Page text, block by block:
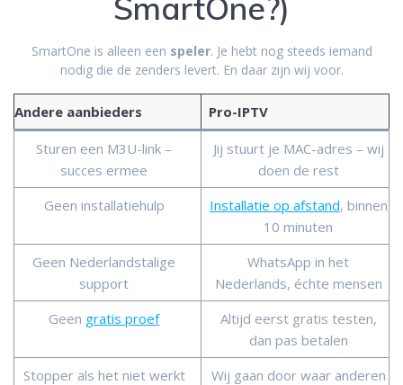
SmartOne?)
SmartOne is alleen een speler. Je hebt nog steeds iemand
nodig die de zenders levert. En daar zijn wij voor.
Andere aanbieders Pro-IPTV
Sturen een M3U-link –
succes ermee
Jij stuurt je MAC-adres – wij
doen de rest
Geen installatiehulp
Installatie op afstand, binnen
10 minuten
Geen Nederlandstalige
support
WhatsApp in het
Nederlands, échte mensen
Geen gratis proef
Altijd eerst gratis testen,
dan pas betalen
Stopper als het niet werkt
Wij gaan door waar anderen